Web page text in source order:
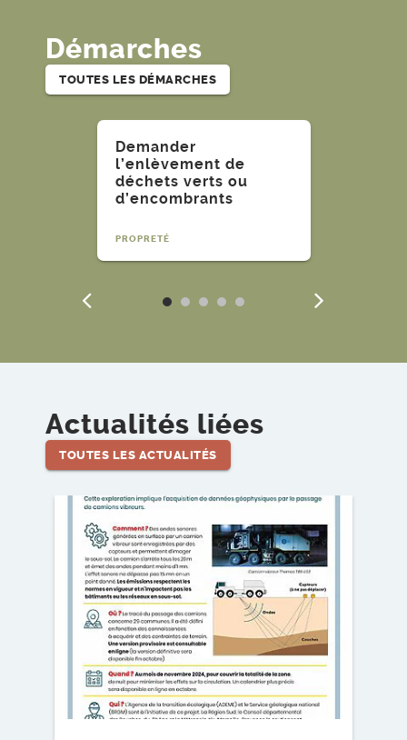
Démarches
TOUTES LES DÉMARCHES
Précédent
Demander
l’enlèvement de
déchets verts ou
d’encombrants
PROPRETÉ
Actualités liées
TOUTES LES ACTUALITÉS
Lire l'article